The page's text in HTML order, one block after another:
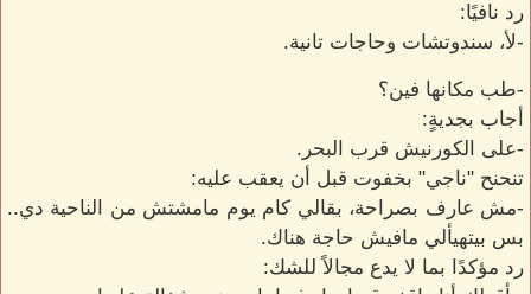
رد نافيًا:
-لأ، سندوتشات وحاجات تانية.
-طب مكانها فين؟
أجاب بجديةٍ:
-على الكورنيش قرب البحر.
تنحنح "ناجي" بخفوت قبل أن يعقب عليه:
-مش عارف بصراحة، بقالي كام يوم مامشتش من الناحية دي..
بس بيتهيألي مافيش حاجة هناك.
رد مؤكدًا بما لا يدع مجالاً للشك: